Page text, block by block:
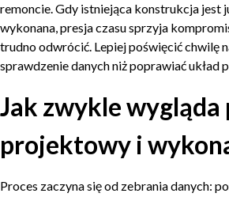
remoncie. Gdy istniejąca konstrukcja jest
wykonana, presja czasu sprzyja
trudno odwrócić. Lepiej poświęcić chwilę
sprawdzenie danych niż poprawiać układ
Jak zwykle wygląda
projektowy i
Proces zaczyna się od zebrania danych: